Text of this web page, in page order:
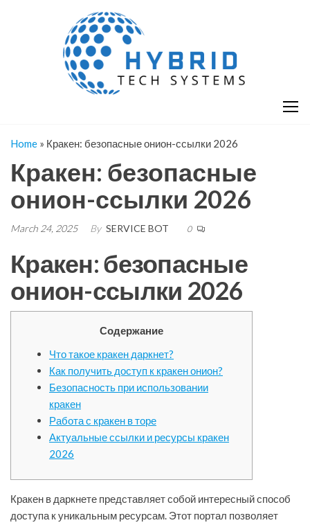
Home » Кракен: безопасные онион-ссылки 2026
Кракен: безопасные
онион-ссылки 2026
March 24, 2025 By SERVICE BOT 0
Кракен: безопасные
онион-ссылки 2026
Содержание
Что такое кракен даркнет?
Как получить доступ к кракен онион?
Безопасность при использовании
кракен
Работа с кракен в торе
Актуальные ссылки и ресурсы кракен
2026
Кракен в даркнете представляет собой интересный способ
доступа к уникальным ресурсам. Этот портал позволяет